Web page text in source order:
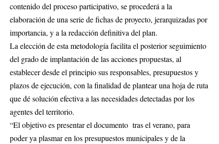
contenido del proceso participativo, se procederá a la
elaboración de una serie de fichas de proyecto, jerarquizadas por
importancia, y a la redacción definitiva del plan.
La elección de esta metodología facilita el posterior seguimiento
del grado de implantación de las acciones propuestas, al
establecer desde el principio sus responsables, presupuestos y
plazos de ejecución, con la finalidad de plantear una hoja de ruta
que dé solución efectiva a las necesidades detectadas por los
agentes del territorio.
“El objetivo es presentar el documento tras el verano, para
poder ya plasmar en los presupuestos municipales y de la